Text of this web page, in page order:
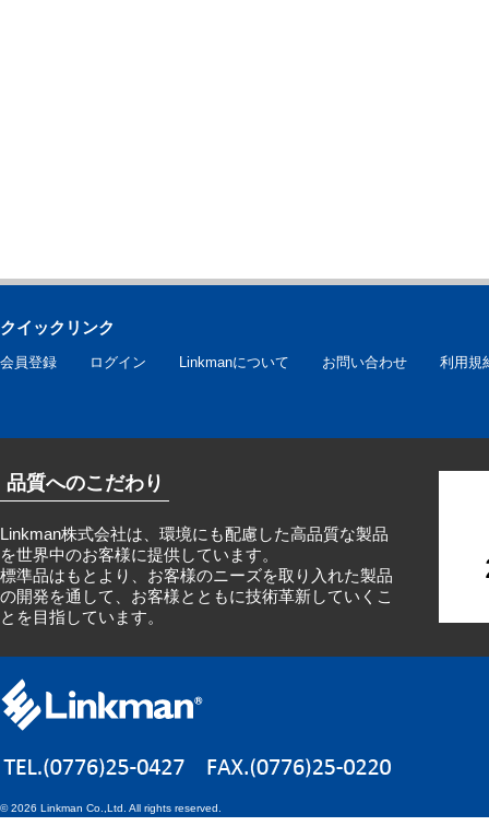
クイックリンク
会員登録 ログイン Linkmanについて お問い合わせ 利用規
品質へのこだわり
Linkman株式会社は、環境にも配慮した高品質な製品
を世界中のお客様に提供しています。
標準品はもとより、お客様のニーズを取り入れた製品
の開発を通して、お客様とともに技術革新していくこ
とを目指しています。
©2026 Linkman Co.,Ltd. All rights reserved.